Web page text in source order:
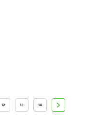
12 13 14